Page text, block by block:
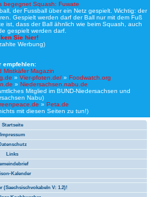
begegnet Squash: Fuwate
der Fussball über ein Netz gespielt. Wichtig: der
Gespielt werden darf der Ball nur mit dem Fuß
ist, dass der Ball ähnlich wie beim Squash, auch
gespielt werden darf.
Sie hier!
Werbung)
empfehlen:
Mistkäfer Magazin
» Vier-pfoten.de/» Foodwatch.org
» Niedersachsen.nabu.de
Mitglied im BUND-Niedersachsen und
Nabu)
» Peta.de
mit diesen Seiten zu tun!)
Startseite
Impressum
Links
Kalender
(Saechsischvokabeln V: 1.2)!